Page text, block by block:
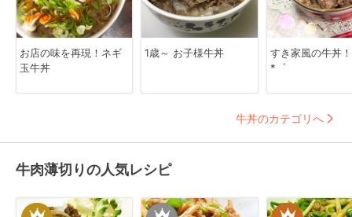
お店の味を再現！ネギ
玉牛丼
1歳～ お子様牛丼
すき家風の牛丼！
*゜
牛丼のカテゴリへ
牛肉薄切りの人気レシピ